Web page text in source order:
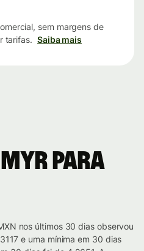
sem margens de
tarifas. Saiba mais
para
nos últimos 30 dias observou
e uma mínima em 30 dias